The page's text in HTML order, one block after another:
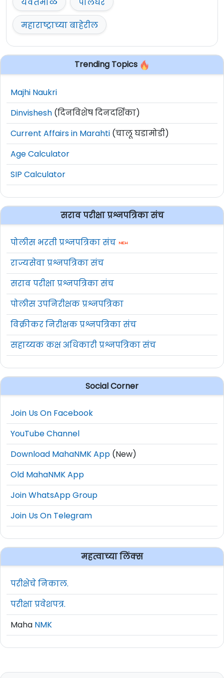
यवतमाळ
पालघर
महाराष्ट्राच्या बाहेरील
Trending Topics
Majhi Naukri
Dinvishesh (दिनविशेष दिनदर्शिका)
Current Affairs in Marahti (चालू घडामोडी)
Age Calculator
SIP Calculator
सराव परीक्षा प्रश्नपत्रिका संच
पोलीस भरती प्रश्नपत्रिका संच
राज्यसेवा प्रश्नपत्रिका संच
सराव परीक्षा प्रश्नपत्रिका संच
पोलीस उपनिरीक्षक प्रश्नपत्रिका
विक्रीकर निरीक्षक प्रश्नपत्रिका संच
सहाय्यक कक्ष अधिकारी प्रश्नपत्रिका संच
Social Corner
Join Us On Facebook
YouTube Channel
Download MahaNMK App (New)
Old MahaNMK App
Join WhatsApp Group
Join Us On Telegram
महत्वाच्या लिंक्स
परीक्षेचे निकाल.
परीक्षा प्रवेशपत्र.
Maha NMK